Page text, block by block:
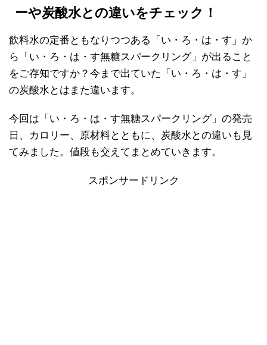
ーや炭酸水との違いをチェック！
飲料水の定番ともなりつつある「い・ろ・は・す」か
ら「い・ろ・は・す無糖スパークリング」が出ること
をご存知ですか？今まで出ていた「い・ろ・は・す」
の炭酸水とはまた違います。
今回は「い・ろ・は・す無糖スパークリング」の発売
日、カロリー、原材料とともに、炭酸水との違いも見
てみました。値段も交えてまとめていきます。
スポンサードリンク